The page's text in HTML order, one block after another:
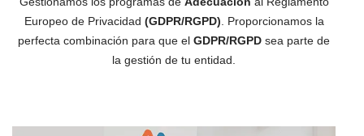
Europeo de Privacidad (GDPR/RGPD). Proporcionamos la
perfecta combinación para que el GDPR/RGPD sea parte de
la gestión de tu entidad.